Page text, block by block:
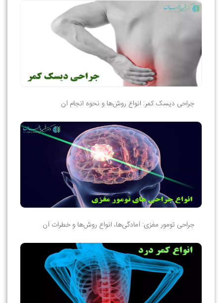
جراحی دیسک کمر: انواع روش‌ها و نحوه انجام آن
جراحی تومور مغزی: آمادگی‌ها، انواع روش‌ها و خطرات آن